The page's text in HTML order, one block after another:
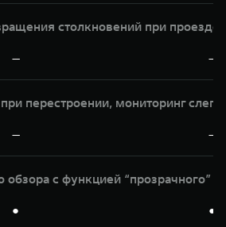
столкновений при проезде
— —
перестроении, мониторинг
— —
обзора с функцией “прозрачного”
● ●